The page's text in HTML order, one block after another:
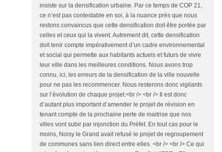
insiste sur la densification urbaine. Par ce temps de COP 21,
ce n’est pas contestable en soi, à la nuance près que nous
restons convaincus que cette densification doit être portée par
celles et ceux qui la vivent. Autrement dit, cette densification
doit tenir compte impérativement d’un cadre environnemental
et social qui permette aux habitants actuels et futurs de vivre
leur ville dans les meilleures conditions. Nous avons trop
connu, ici, les erreurs de la densification de la ville nouvelle
pour ne pas les recommencer. Nous resterons donc vigilants
sur l’évolution de chaque projet.<br /> <br /> Il est donc
d’autant plus important d’amender le projet de révision en
tenant compte de la prochaine perte de maitrise que nos
villes vont subir par injonction du Préfet. En tout cas pour le
moins, Noisy le Grand avait refusé le projet de regroupement
de communes sans lien direct entre elles. <br /> <br /> Ce qui